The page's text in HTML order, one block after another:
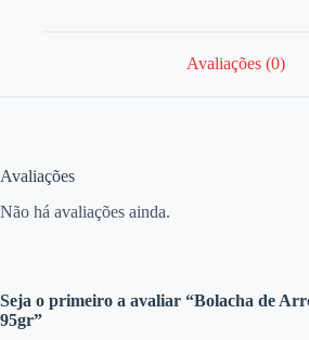
Avaliações (0)
Avaliações
Não há avaliações ainda.
Seja o primeiro a avaliar “Bolacha de
95gr”